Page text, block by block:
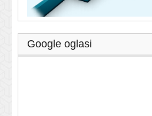
Google oglasi